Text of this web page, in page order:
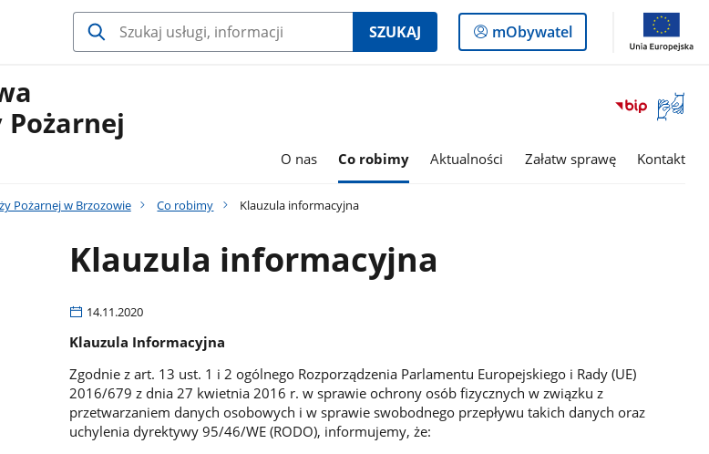
SZUKAJ
Logowanie
do
mObywatel
Otwórz
okno
O nas Co robimy Aktualności Załatw sprawę Kontakt
Pożarnej w Brzozowie Co robimy Klauzula informacyjna
Klauzula informacyjna
14.11.2020
Klauzula Informacyjna
Zgodnie z art. 13 ust. 1 i 2 ogólnego Rozporządzenia Parlamentu Europejskiego i Rady (UE)
2016/679 z dnia 27 kwietnia 2016 r. w sprawie ochrony osób fizycznych w związku z
przetwarzaniem danych osobowych i w sprawie swobodnego przepływu takich danych oraz
uchylenia dyrektywy 95/46/WE (RODO), informujemy, że: